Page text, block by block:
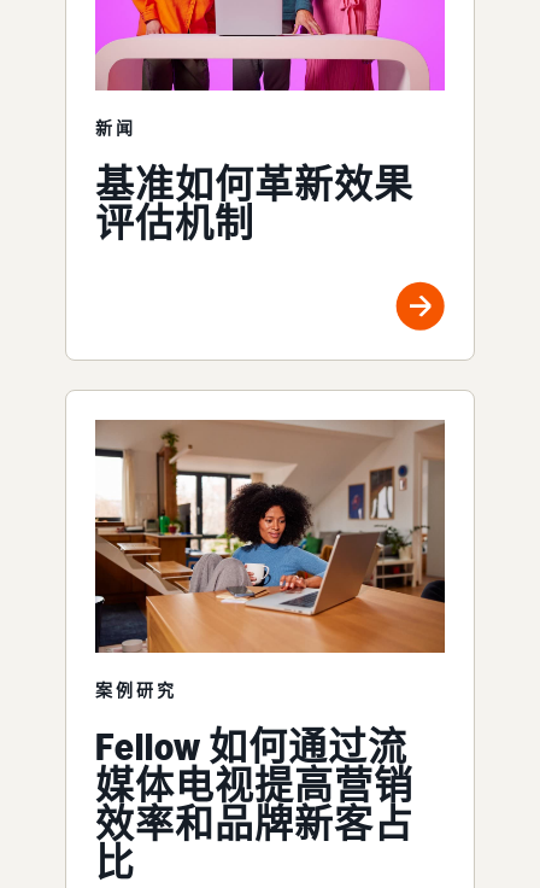
新闻
基准如何革新效果
评估机制
案例研究
Fellow 如何通过流
媒体电视提高营销
效率和品牌新客占
比